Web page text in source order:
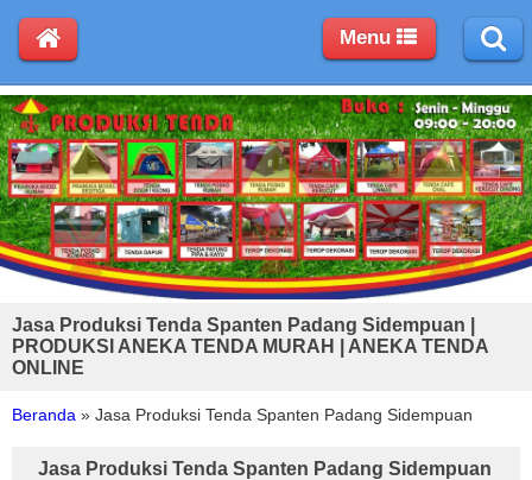
Jasa Produksi Tenda Spanten Padang Sidempuan |
PRODUKSI ANEKA TENDA MURAH | ANEKA TENDA
ONLINE
Beranda » Jasa Produksi Tenda Spanten Padang Sidempuan
Jasa Produksi Tenda Spanten Padang Sidempuan
Menu